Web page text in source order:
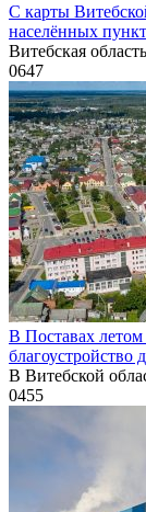
С карты
населённых
Витебская
0647
В Поставах
благоустройство
В Витебской
0455